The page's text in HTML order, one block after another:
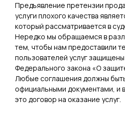
О расторжении
продажи
имущества,
недостатки;
О взыскании
задержки
Предъявление претензии
услуги плохого качества
который рассматривается в
Нередко мы обращаемся в
тем, чтобы нам предоставили
пользователей услуг
Федерального закона «О
Любые соглашения должны
официальными документами, и
это договор на оказание услуг.